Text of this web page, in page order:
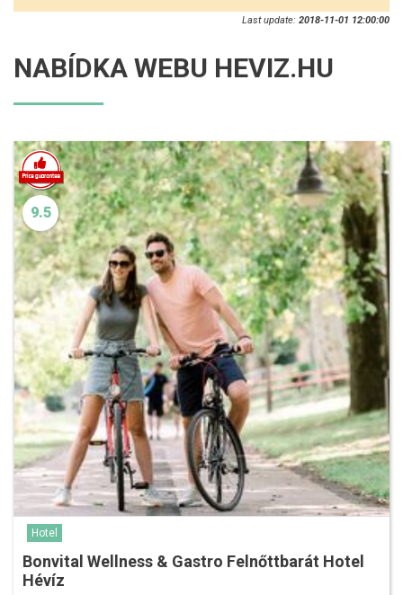
Last update: 2018-11-01 12:00:00
NABÍDKA WEBU HEVIZ.HU
9.5
Hotel
Bonvital Wellness & Gastro Felnőttbarát Hotel
Hévíz